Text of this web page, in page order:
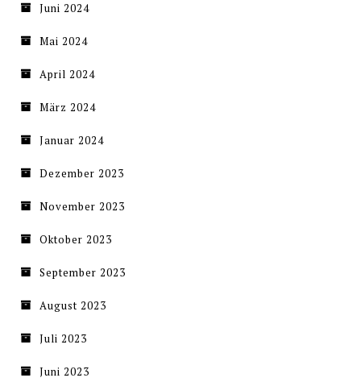
Juni 2024
Mai 2024
April 2024
März 2024
Januar 2024
Dezember 2023
November 2023
Oktober 2023
September 2023
August 2023
Juli 2023
Juni 2023